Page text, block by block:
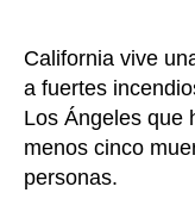
California vive
a fuertes
Los Ángeles que
menos cinco
personas.